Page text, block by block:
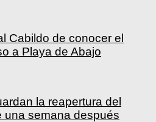
Cabildo de conocer el
a Playa de Abajo
la reapertura del
una semana después